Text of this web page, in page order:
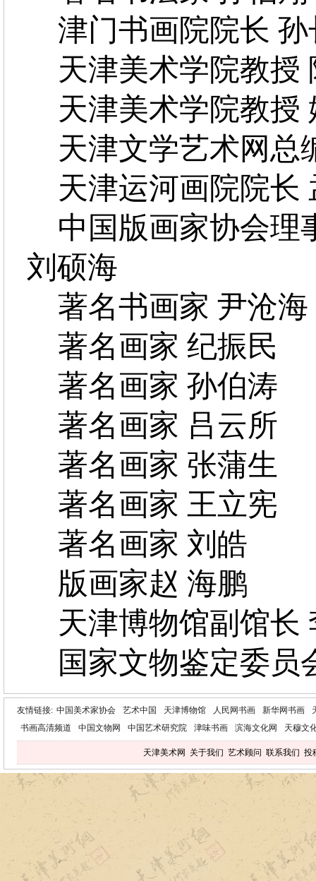
津门书画院院长 孙
天津美术学院教授
天津美术学院教授
天津文学艺术网总
天津运河画院院长
中国版画家协会理
刘硕海
著名书画家 尹沧海
著名画家 纪振民
著名画家 孙伯涛
著名画家 吕云所
著名画家 张蒲生
著名画家 王立宪
著名画家 刘皓
版画家赵 海鹏
天津博物馆副馆长
国家文物鉴定委员
友情链接: 中国美术家协会 艺术中国 天津博物馆 人民网书画 新华网书画
书画高清频道
中国文物网 中国艺术研究院 津味书画 滨海文化网 天穆文
天津美术网 关于我们 艺术顾问 联系我们 投